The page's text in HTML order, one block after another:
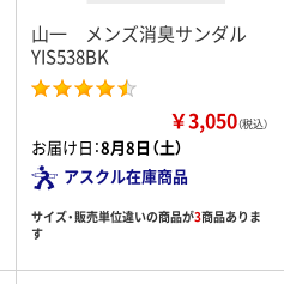
山一 メンズ消臭サンダル
YIS538BK
￥3,050（税込）
お届け日：8月8日（土）
アスクル在庫商品
サイズ・販売単位違いの商品が3商品ありま
す